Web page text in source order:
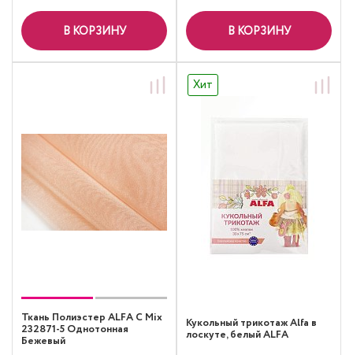
В КОРЗИНУ В КОРЗИНУ
Ткань Полиэстер ALFA C Mix
232871-5 Однотонная
Бежевый
Хит
Кукольный трикотаж Alfa в
лоскуте, белый ALFA